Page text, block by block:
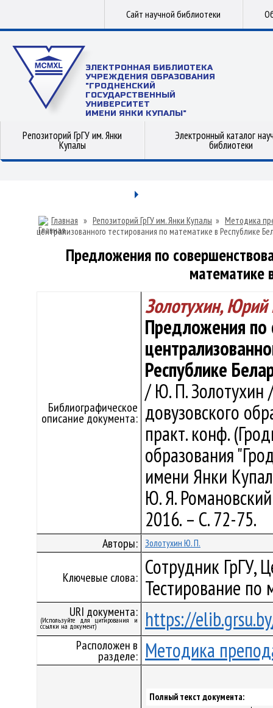
Сайт научной библиотеки
ЭЛЕКТРОННАЯ БИБЛИОТЕКА
УЧРЕЖДЕНИЯ ОБРАЗОВАНИЯ
"ГРОДНЕНСКИЙ
ГОСУДАРСТВЕННЫЙ
УНИВЕРСИТЕТ
ИМЕНИ ЯНКИ КУПАЛЫ"
Репозиторий ГрГУ им. Янки
Купалы
Электронный каталог
библиотеки
Главная » Репозиторий ГрГУ им. Янки Купалы » Методика
централизованного тестирования по математике в Республике
Предложения по
математике
Библиографическое
описание документа:
Золотухин,
Предложения по
Республике
/ Ю. П. Золотухин
довузовского
практ. конф.
образования
имени Янки
Ю. Я.
2016. – С. 72-75.
Авторы: Золотухин Ю. П.
Ключевые слова: Сотрудник ГрГУ,
Тестирование по
URI документа:
(Используйте для цитирования и
ссылки на документ) https://
Расположен в
разделе: Методика
Полный текст документа: